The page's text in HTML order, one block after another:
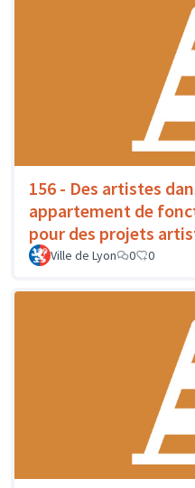
156 - Des artistes
appartement de
pour des projets
Ville de Lyon 0 0